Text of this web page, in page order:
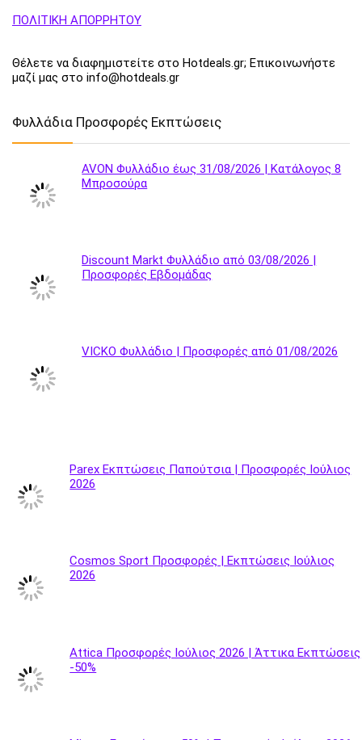
ΠΟΛΙΤΙΚΗ ΑΠΟΡΡΗΤΟΥ
Θέλετε να διαφημιστείτε στο Hotdeals.gr; Επικοινωνήστε
μαζί μας στο info@hotdeals.gr
Φυλλάδια Προσφορές Εκπτώσεις
AVON Φυλλάδιο έως 31/08/2026 | Κατάλογος 8
Μπροσούρα
Discount Markt Φυλλάδιο από 03/08/2026 |
Προσφορές Εβδομάδας
VICKO Φυλλάδιο | Προσφορές από 01/08/2026
Parex Εκπτώσεις Παπούτσια | Προσφορές Ιούλιος
2026
Cosmos Sport Προσφορές | Εκπτώσεις Ιούλιος
2026
Attica Προσφορές Ιούλιος 2026 | Άττικα Εκπτώσεις
-50%